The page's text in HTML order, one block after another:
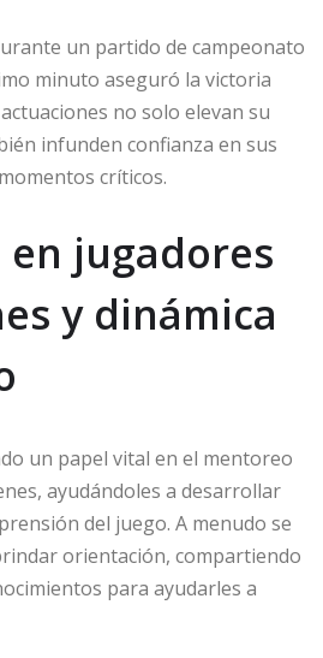
un partido de campeonato
minuto aseguró la victoria
no solo elevan su
infunden confianza en sus
críticos.
jugadores
y dinámica
un papel vital en el mentoreo
ayudándoles a desarrollar
del juego. A menudo se
orientación, compartiendo
para ayudarles a